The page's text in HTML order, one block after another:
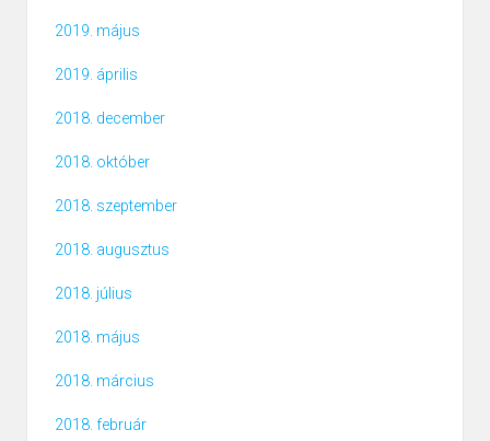
2019. május
2019. április
2018. december
2018. október
2018. szeptember
2018. augusztus
2018. július
2018. május
2018. március
2018. február